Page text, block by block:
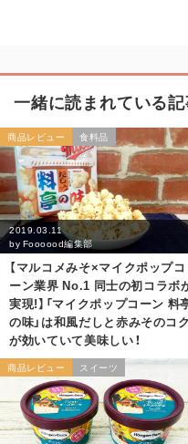
一緒に読まれている
商品レビュー 食料品
2019.03.11
by Foooood編集部
【マルコメみそ×マイクポップコ
ーン業界 No.1 同士の初コラボ
実現!】「マイクポップコーン 料
の味」は和風だしと赤みそのコク
が効いていて美味しい！
商品レビュー スイーツ